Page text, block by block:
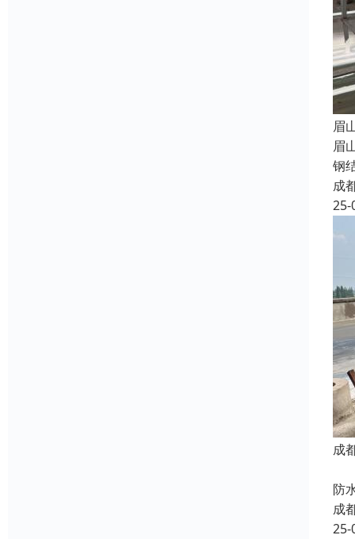
眉
眉
钢
成
25-
成
防
成
25-